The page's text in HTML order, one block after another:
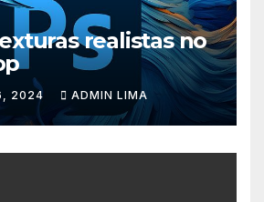
realistas no
2024 ADMIN LIMA